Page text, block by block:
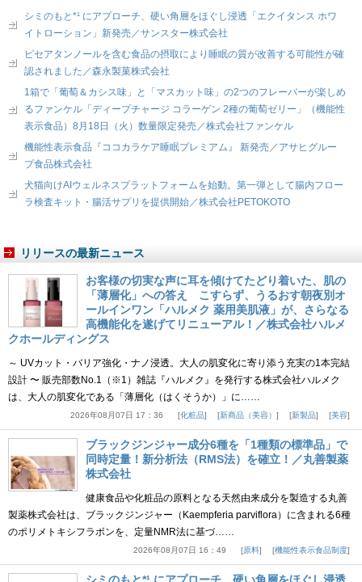
シミのもと*¹ にアプローチ、硬い角層をほぐし浸透「エクイタンス ホワ
イトローション」新発売／サンスター株式会社
ピセアタンノールを含む食品の摂取により睡眠の質が改善する可能性が確
認されました／森永製菓株式会社
1箱で「葡萄＆カシス味」と「マスカット味」の2つのフレーバーが楽しめ
るファンケル「ディープチャージ コラーゲン 2種の葡萄ゼリー」（機能性
表示食品）8月18日（火）数量限定発売／株式会社ファンケル
機能性表示食品『ココカラケア睡眠プレミアム』 新発売／アサヒグルー
プ食品株式会社
犬猫向けAIウェルネスプラットフォームを始動。第一弾として腸内フロー
ラ検査キット・腸活サプリを提供開始／株式会社PETOKOTO
リリースの最新ニュース
お客様の切実な声に耳を傾けてたどり着いた、肌の
「薄層化」への答え こすらず、うるおす朝夜別オ
ールインワン「ハルメク 薬用美肌液」が、さらなる
高機能化を遂げてリニューアル！／株式会社ハルメ
クホールディングス
～ UVカット・バリア強化・ナノ浸透。大人の肌変化に寄り添う充実の1本完結
設計 〜 販売部数No.1（※1）雑誌『ハルメク』を発行する株式会社ハルメク
は、大人の肌変化である「薄層化（はくそうか）」に……
2026年08月07日 17：36 化粧品 新商品（美容） 新製品 美容
ブラックジンジャー成分6種を「1種類の標準品」で
同時定量！新分析法（RMS法）を確立！／丸善製薬
株式会社
健康食品や化粧品の原料となる天然由来成分を製造する丸善
製薬株式会社は、ブラックジンジャー（Kaempferia parviflora）に含まれる6種
のポリメトキシフラボンを、定量NMR法に基づ……
2026年08月07日 16：49 原料 機能性表示食品制度